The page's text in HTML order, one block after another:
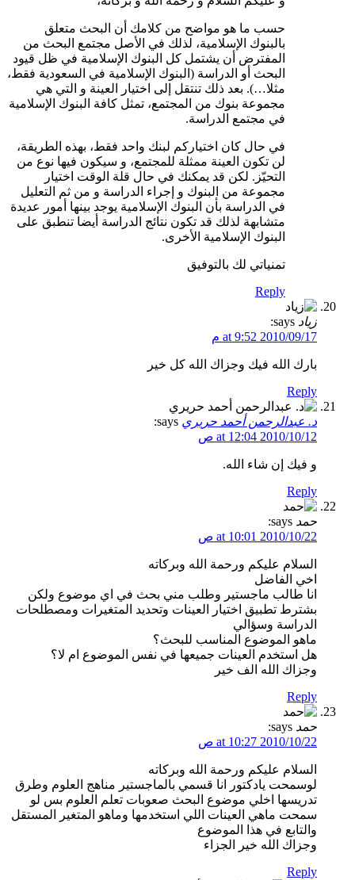
حسب ما هو مواضح من كلامك أن البحث متعلق
بالبنوك الإسلامية، لذلك في الأصل مجتمع البحث من
المفترض أن يشتمل كل البنوك الإسلامية في ظل قيود
البحث أو الدراسة (البنوك الإسلامية في السعودية فقط،
مثلا…). بعد ذلك تنتقل إلى اختيار العينة و التي هي
مجموعة بنوك من المجتمع، تمثل كافة البنوك الإسلامية
في مجتمع الدراسة.
في حال كان اختياركم لبنك واحد فقط، بهذه الطريقة،
لن تكون العينة ممثلة للمجتمع، و سيكون فيها نوع من
التحيّز. لكن قد يمكنك في حال قلة الوقت اختيار
مجموعة من البنوك و إجراء الدراسة و من ثم التعليل
في الدراسة بأن البنوك الإسلامية يوجد بينها أمور عديدة
متشابهة لذلك قد تكون نتائج الدراسة أيضا تنطبق على
البنوك الإسلامية الأخرى.
تمنياتي لك بالتوفيق
Reply
زياد says:
2010/09/17 at 9:52 م
بارك الله فيك وجزاك الله كل خير
Reply
د. عبدالرحمن أحمد حريري says:
2010/10/12 at 12:04 ص
و فيك إن شاء الله.
Reply
حمد says:
2010/10/22 at 10:01 ص
السلام عليكم ورحمة الله وبركاته
اخي الفاضل
انا طالب ماجستير وطلب مني بحث في اي موضوع ولكن
بشترط تطبيق اختيار العينات وتحديد المتغيرات ومصطلحات
الدراسة وسؤالي
ماهو الموضوع المناسب للبحث؟
هل استخدم العينات جميعها في نفس الموضوع ام لا؟
وجزاك الله الف خير
Reply
حمد says:
2010/10/22 at 10:27 ص
السلام عليكم ورحمة الله وبركاته
لوسمحت يادكتور انا قسمي بالماجستير مناهج العلوم وطرق
تدريسها اخلي موضوع البحث صعوبات تعلم العلوم بس لو
سمحت ماهي العينات اللي استخدمها وماهو المتغير المستقل
والتابع في هذا الموضوع
وجزاك الله خير الجزاء
Reply